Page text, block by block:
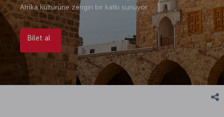
Afrika kültürüne zengin bir katkı sunuyor.
Bilet al